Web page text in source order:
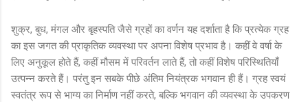
शुक्र, बुध, मंगल और बृहस्पति जैसे ग्रहों का वर्णन यह दर्शाता है कि प्रत्येक ग्रह
का इस जगत की प्राकृतिक व्यवस्था पर अपना विशेष प्रभाव है। कहीं वे वर्षा के
लिए अनुकूल होते हैं, कहीं मौसम में परिवर्तन लाते हैं, तो कहीं विशेष परिस्थितियाँ
उत्पन्न करते हैं। परंतु इन सबके पीछे अंतिम नियंत्रक भगवान ही हैं। ग्रह स्वयं
स्वतंत्र रूप से भाग्य का निर्माण नहीं करते, बल्कि भगवान की व्यवस्था के उपकरण